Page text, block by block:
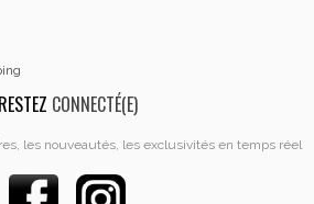
RESTEZ CONNECTÉ(E)
les nouveautés, les exclusivités en temps réel